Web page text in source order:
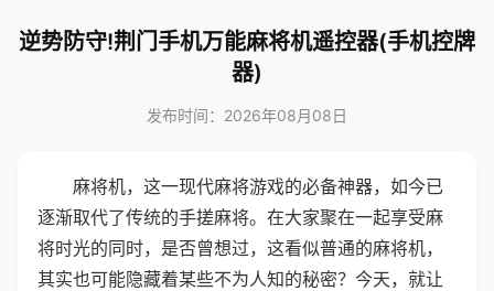
逆势防守!荆门手机万能麻将机遥控器(手机控牌
器)
发布时间：2026年08月08日
麻将机，这一现代麻将游戏的必备神器，如今已
逐渐取代了传统的手搓麻将。在大家聚在一起享受麻
将时光的同时，是否曾想过，这看似普通的麻将机，
其实也可能隐藏着某些不为人知的秘密？今天，就让